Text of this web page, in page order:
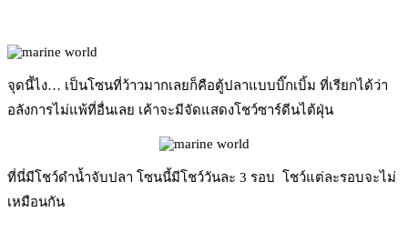
จุดนี้ไง… เป็นโซนที่ว้าวมากเลยก็คือตู้ปลาแบบบิ๊กเบิ้ม ที่เรียกได้ว่า
อลังการไม่แพ้ที่อื่นเลย เค้าจะมีจัดแสดงโชว์ซาร์ดีนไต้ฝุ่น
ที่นี่มีโชว์ดำน้ำจับปลา โซนนี้มีโชว์วันละ 3 รอบ โชว์แต่ละรอบจะไม่
เหมือนกัน